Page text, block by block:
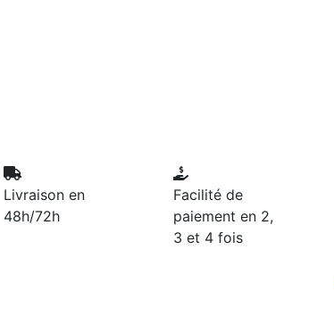
Livraison en
48h/72h
Facilité de
paiement en 2,
3 et 4 fois